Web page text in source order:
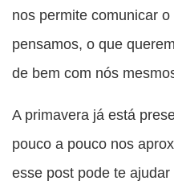
nos permite comunicar
pensamos, o que
de bem com nós
A primavera já está
pouco a pouco nos
esse post pode te